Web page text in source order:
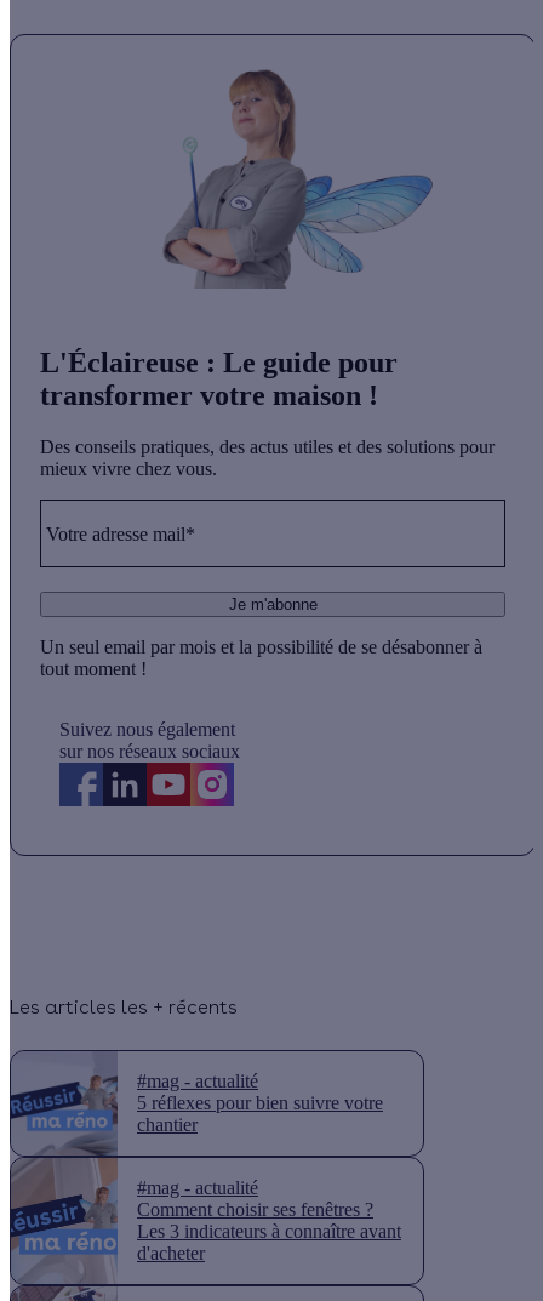
L'Éclaireuse : Le guide pour
transformer votre maison !
Des conseils pratiques, des actus utiles et des solutions pour
mieux vivre chez vous.
Votre adresse mail*
Je m'abonne
Un seul email par mois et la possibilité de se désabonner à
tout moment !
Suivez nous également
sur nos réseaux sociaux
Les articles les + récents
#mag - actualité
5 réflexes pour bien suivre votre
chantier
#mag - actualité
Comment choisir ses fenêtres ?
Les 3 indicateurs à connaître avant
d'acheter